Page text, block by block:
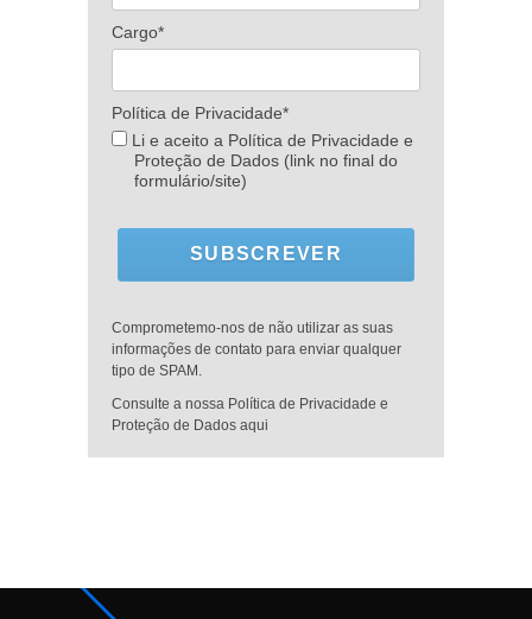
Cargo*
Política de Privacidade*
Li e aceito a Política de Privacidade e
Proteção de Dados (link no final do
formulário/site)
SUBSCREVER
Comprometemo-nos de não utilizar as suas
informações de contato para enviar qualquer
tipo de SPAM.
Consulte a nossa Política de Privacidade e
Proteção de Dados aqui